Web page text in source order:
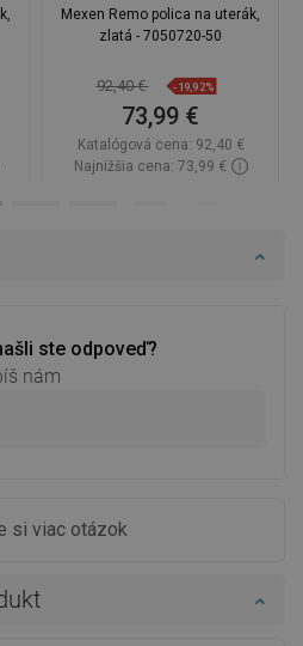
ste odpoveď?
nám
si viac otázok
Mexen Remo polica na uterák,
zlatá - 7050720-50
92,40 € -19,92%
73,99 €
Katalógová cena: 92,40 €
Najnižšia cena: 73,99 €